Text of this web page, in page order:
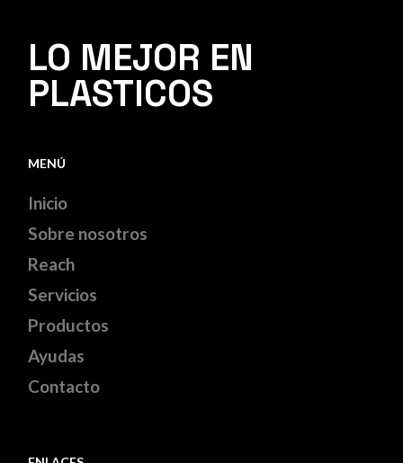
LO MEJOR EN
PLASTICOS
MENÚ
Inicio
Sobre nosotros
Reach
Servicios
Productos
Ayudas
Contacto